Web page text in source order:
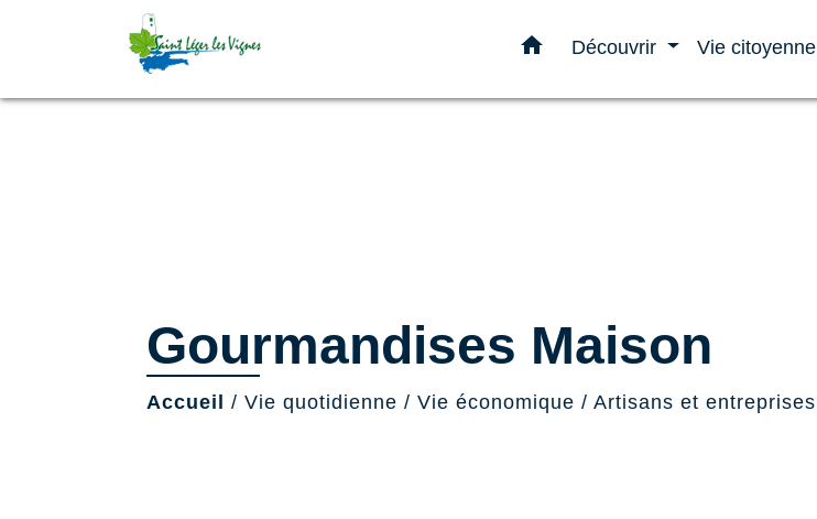
home Découvrir Vie citoyenne
Gourmandises Maison
Accueil / Vie quotidienne / Vie économique / Artisans et entreprises